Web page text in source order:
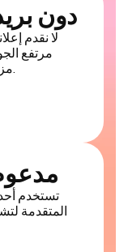
دون
لا نقدم
مرتفع
مزعجة ولن نبيع معلوماتك إلى أيّ شخص.
المتقدمة